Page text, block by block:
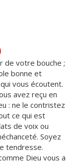
de votre bouche ;
bonne et
vous écoutent.
avez reçu en
: ne le contristez
ce qui est
de voix ou
Soyez
tendresse.
Dieu vous a